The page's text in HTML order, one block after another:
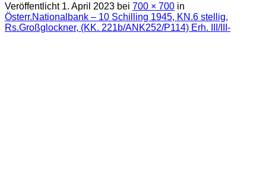
Veröffentlicht 1. April 2023 bei 700 × 700 in
Österr.Nationalbank – 10 Schilling 1945, KN.6 stellig,
Rs.Großglockner, (KK. 221b/ANK252/P114) Erh. III/III-